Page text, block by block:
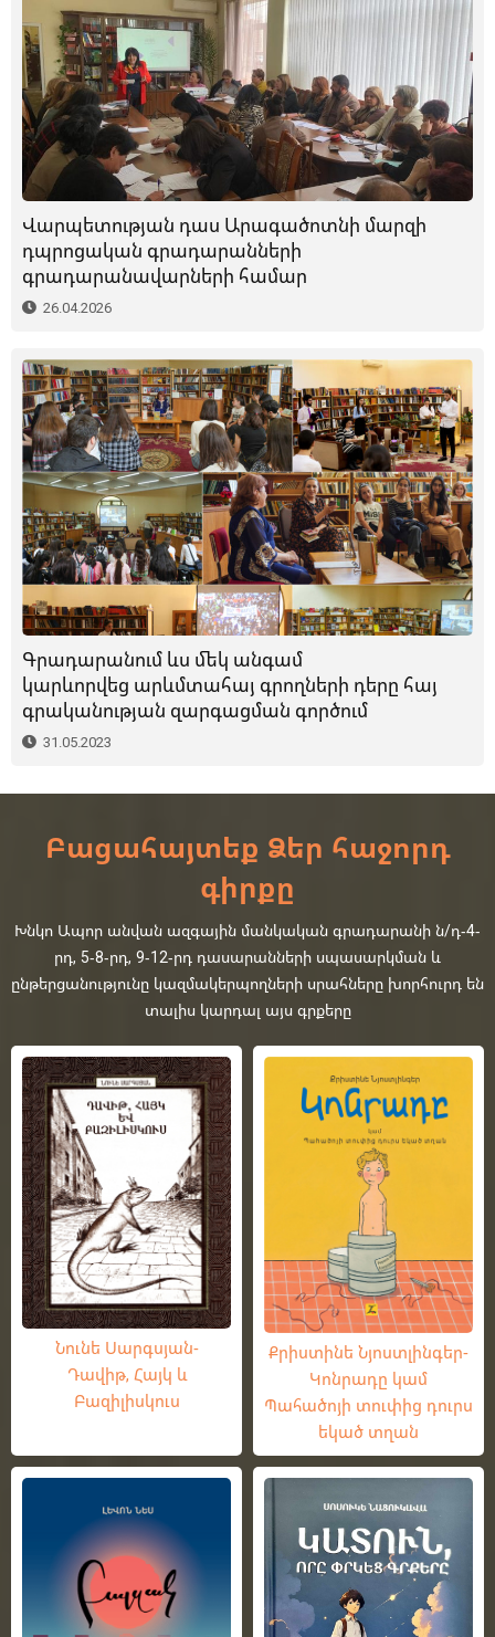
Վարպետության դաս Արագածոտնի մարզի
դպրոցական գրադարանների
գրադարանավարների համար
26.04.2026
Գրադարանում ևս մեկ անգամ
կարևորվեց արևմտահայ գրողների դերը հայ
գրականության զարգացման գործում
31.05.2023
Բացահայտեք Ձեր հաջորդ
գիրքը
Խնկո Ապոր անվան ազգային մանկական գրադարանի ն/դ-4-
րդ, 5-8-րդ, 9-12-րդ դասարանների սպասարկման և
ընթերցանությունը կազմակերպողների սրահները խորհուրդ են
տալիս կարդալ այս գրքերը
Նունե Սարգսյան-
Դավիթ, Հայկ և
Բազիլիսկուս
Քրիստինե Նյոստլինգեր-
Կոնրադը կամ
Պահածոյի տուփից դուրս
եկած տղան